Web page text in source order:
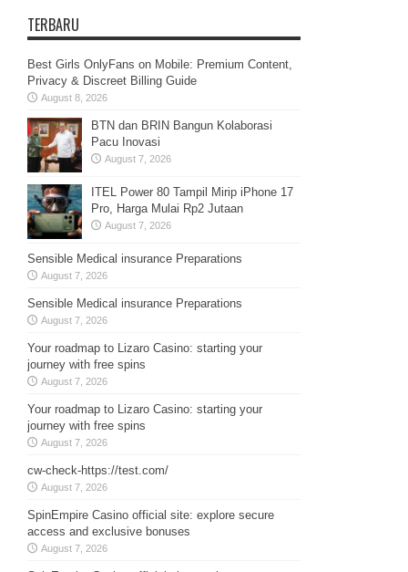
TERBARU
Best Girls OnlyFans on Mobile: Premium Content,
Privacy & Discreet Billing Guide
August 8, 2026
BTN dan BRIN Bangun Kolaborasi
Pacu Inovasi
August 7, 2026
ITEL Power 80 Tampil Mirip iPhone 17
Pro, Harga Mulai Rp2 Jutaan
August 7, 2026
Sensible Medical insurance Preparations
August 7, 2026
Sensible Medical insurance Preparations
August 7, 2026
Your roadmap to Lizaro Casino: starting your
journey with free spins
August 7, 2026
Your roadmap to Lizaro Casino: starting your
journey with free spins
August 7, 2026
cw-check-https://test.com/
August 7, 2026
SpinEmpire Casino official site: explore secure
access and exclusive bonuses
August 7, 2026